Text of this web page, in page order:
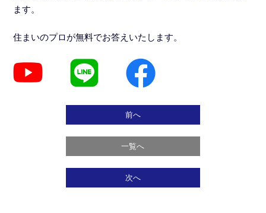
ます。
住まいのプロが無料でお答えいたします。
前へ
一覧へ
次へ